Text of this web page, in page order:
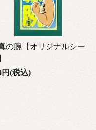
の腕【オリジナルシー
円(税込)